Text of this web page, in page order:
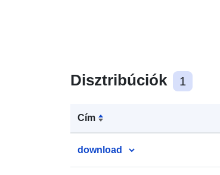
Disztribúciók 1
Cím
download